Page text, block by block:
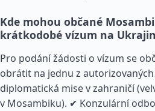
Kde mohou občané
krátkodobé vízum na
Pro podání žádosti o vízum se
obrátit na jednu z
diplomatická mise v zahraničí
v Mosambiku). ✔ Konzulární